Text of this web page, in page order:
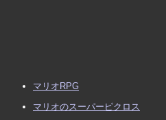
マリオRPG
マリオのスーパーピクロス